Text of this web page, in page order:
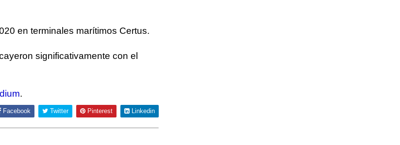
en terminales marítimos Certus.
significativamente con el
.
Facebook Twitter Pinterest Linkedin